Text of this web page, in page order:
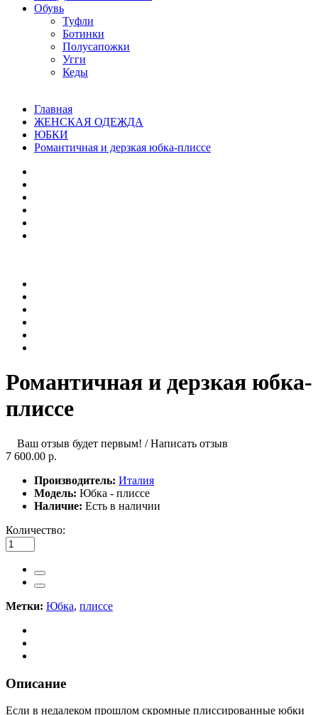
Обувь
Туфли
Ботинки
Полусапожки
Угги
Кеды
Главная
ЖЕНСКАЯ ОДЕЖДА
ЮБКИ
Романтичная и дерзкая юбка-плиссе
Романтичная и дерзкая юбка-
плиссе
Ваш отзыв будет первым! /Написать отзыв
7 600.00 р.
Производитель: Италия
Модель: Юбка - плиссе
Наличие: Есть в наличии
Количество:
Метки: Юбка, плиссе
Описание
Если в недалеком прошлом скромные плиссированные юбки